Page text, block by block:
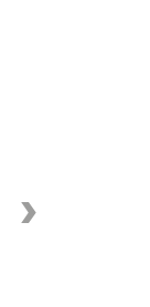
›